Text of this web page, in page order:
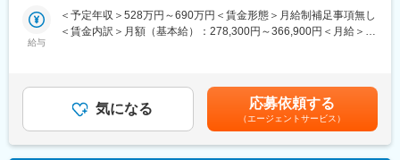
また、住友商事グループ案件を中心にグループ外案件も含め担当
します。担当する業務の幅が広く、PM業務全体に関わることがで
（具体的には）
・日常テナント、ビルスタッフ問合せ対応
・諸設備点検（法定、自主共）のスケジュール管理、手配、結果
給与
＜予定年収＞528万円～690万円＜賃金形態＞月給制補足事項無し
＜賃金内訳＞月額（基本給）：278,300円～366,900円＜月給＞
【昇給】1回/年【賞与】2回/年賃金はあくまでも目安の金額であ
り、選考を通じて上下する可能性があります。月給(月額)は固定手
当を含めた表記です。
気になる 応募依頼する
（エージェントサービス）